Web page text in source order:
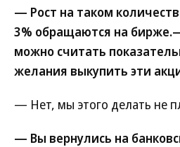
— Рост на таком
3% обращаются на
можно считать
желания выкупить эти
— Нет, мы этого делать не
— Вы вернулись на